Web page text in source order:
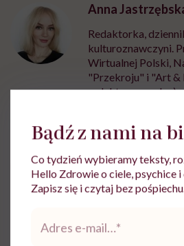
Anna
Redaktorka,
kulturoznawczyni.
Wirtualnej Polski,
"Przekroju" i "Art &
redaktor naczelna)
Udostępnij
Powiązane tematy:
Bądź z nami na
Co tydzień wybieramy teksty,
Hello Zdrowie o ciele, psychice i
Zapisz się i czytaj bez pośpiechu.
mail*